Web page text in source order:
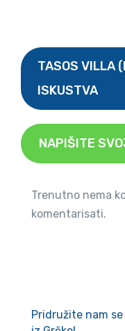
TASOS VILLA
ISKUSTVA
NAPIŠITE
Trenutno nema
komentarisati.
Pridružite nam